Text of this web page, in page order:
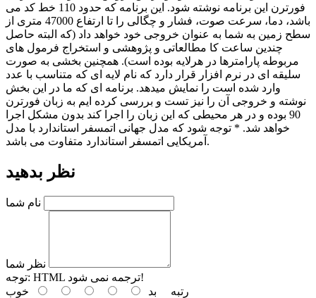
فورترن این برنامه نوشته شود. این برنامه که حدود 110 خط کد می
باشد، دما، سرعت صوت، فشار و چگالی را تا ارتفاع 47000 متری از
سطح زمین به شما به عنوان خروجی خود خواهد داد (که البته حاصل
چندین ساعت کا مطالعاتی و پژوهشی و استخراج فرمول های
مربوطه پارامترها در هرلایه بوده است). همچنین بخشی به صورت
سلیقه ای در نرم افزار قرار دارد که نام لایه ای که متناسب با عدد
وارد شده است را نمایش میدهد. برنامه ای که ما در این بخش
نوشته و خروجی آن را نیز تست و بررسی کرده ایم به زبان فورترن
90 بوده و در هر محیطی که این زبان را اجرا کند بدون مشکل اجرا
خواهد شد. * توجه شود که مدل جهانی اتمسفر استاندارد با مدل
آمریکایی اتمسفر استاندارد متفاوت می باشد.
نظر بدهید
نام شما
نظر شما
توجه:
HTML ترجمه نمی شود!
رتبه بد خوب